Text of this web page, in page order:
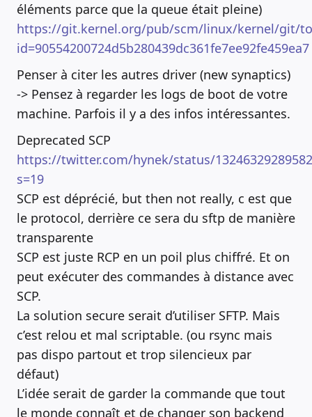
éléments parce que la queue était pleine)
https://git.kernel.org/pub/scm/linux/kernel/git/
id=90554200724d5b280439dc361fe7ee92fe459ea7
Penser à citer les autres driver (new synaptics)
-> Pensez à regarder les logs de boot de votre
machine. Parfois il y a des infos intéressantes.
Deprecated SCP
https://twitter.com/hynek/status/
s=19
SCP est déprécié, but then not really, c est que
le protocol, derrière ce sera du sftp de manière
transparente
SCP est juste RCP en un poil plus chiffré. Et on
peut exécuter des commandes à distance avec
SCP.
La solution secure serait d’utiliser SFTP. Mais
c’est relou et mal scriptable. (ou rsync mais
pas dispo partout et trop silencieux par
défaut)
L’idée serait de garder la commande que tout
le monde connaît et de changer son backend